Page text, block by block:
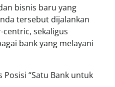
bisnis baru yang
tersebut dijalankan
sekaligus
bank yang melayani
Posisi “Satu Bank untuk